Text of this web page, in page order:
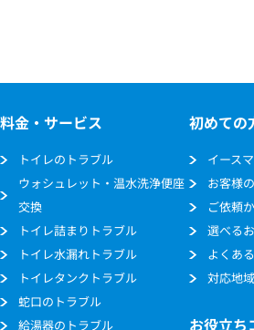
料金・サービス
トイレのトラブル
ウォシュレット・温水洗浄便座
交換
トイレ詰まりトラブル
トイレ水漏れトラブル
トイレタンクトラブル
蛇口のトラブル
給湯器のトラブル
初めての
イース
お客様
ご依頼
選べる
よくあ
対応地域
お役立ち